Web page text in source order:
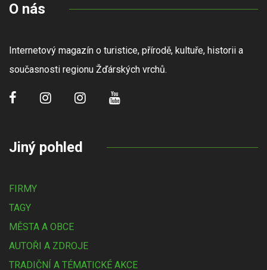
O nás
Internetový magazín o turistice, přírodě, kultuře, historii a
současnosti regionu Žďárských vrchů.
Jiný pohled
FIRMY
TAGY
MĚSTA A OBCE
AUTOŘI A ZDROJE
TRADIČNÍ A TÉMATICKÉ AKCE